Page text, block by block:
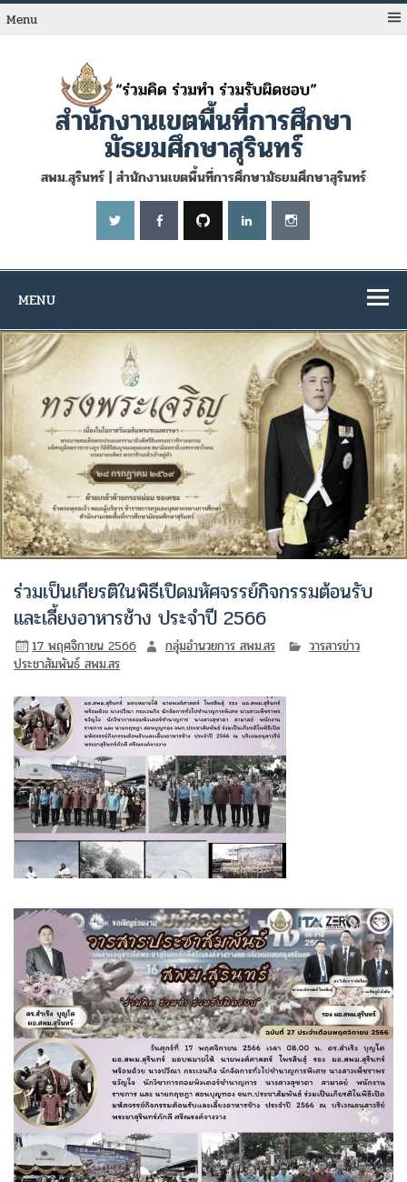
Skip
toMenu
สำนักงานเขตพื้นที่การศึกษา
มัธยมศึกษาสุรินทร์
สพม.สุรินทร์ | สำนักงานเขตพื้นที่การศึกษามัธยมศึกษาสุรินทร์
MENU
ร่วมเป็นเกียรติในพิธีเปิดมหัศจรรย์กิจกรรมต้อนรับ
และเลี้ยงอาหารช้าง ประจำปี 2566
17 พฤศจิกายน 2566 กลุ่มอำนวยการ สพม.สร
วารสารข่าว
ประชาสัมพันธ์ สพม.สร